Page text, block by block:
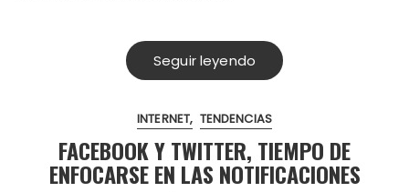
Seguir leyendo
INTERNET TENDENCIAS
FACEBOOK Y TWITTER, TIEMPO DE
ENFOCARSE EN LAS NOTIFICACIONES